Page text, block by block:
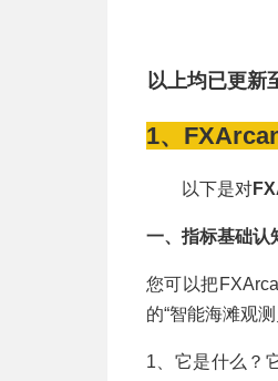
以上均已更新
1、
以下是对
一、指标基础认
您可以把
的“智能海滩观测
1、它是什么？